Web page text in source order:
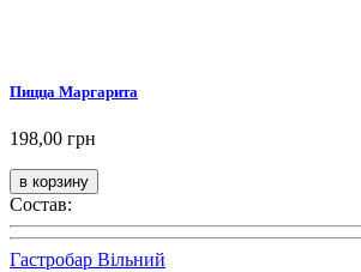
Пицца Маргарита
198,00 грн
Состав:
Гастробар Вільний